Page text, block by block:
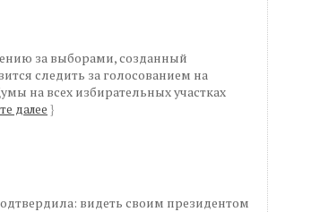
за выборами, созданный
следить за голосованием на
на всех избирательных участках
далее }
видеть своим президентом